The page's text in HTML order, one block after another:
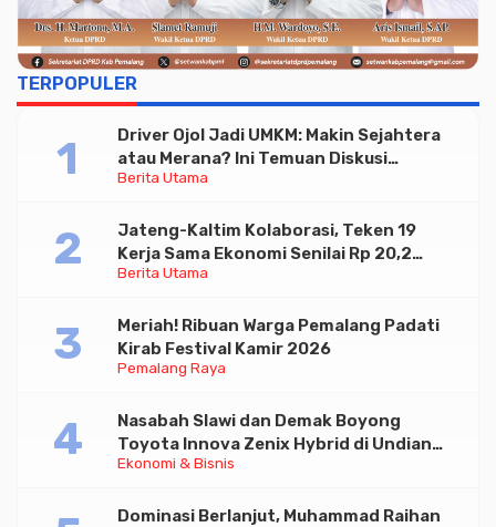
TERPOPULER
Berita Utama
Driver Ojol Jadi UMKM: Makin Sejahtera
atau Merana? Ini Temuan Diskusi
Paramadina
Berita Utama
Jateng-Kaltim Kolaborasi, Teken 19
Kerja Sama Ekonomi Senilai Rp 20,2
Triliun
Pemalang Raya
Meriah! Ribuan Warga Pemalang Padati
Kirab Festival Kamir 2026
Ekonomi & Bisnis
Nasabah Slawi dan Demak Boyong
Toyota Innova Zenix Hybrid di Undian
Tabungan Bima Bank Jateng
Dominasi Berlanjut, Muhammad Raihan